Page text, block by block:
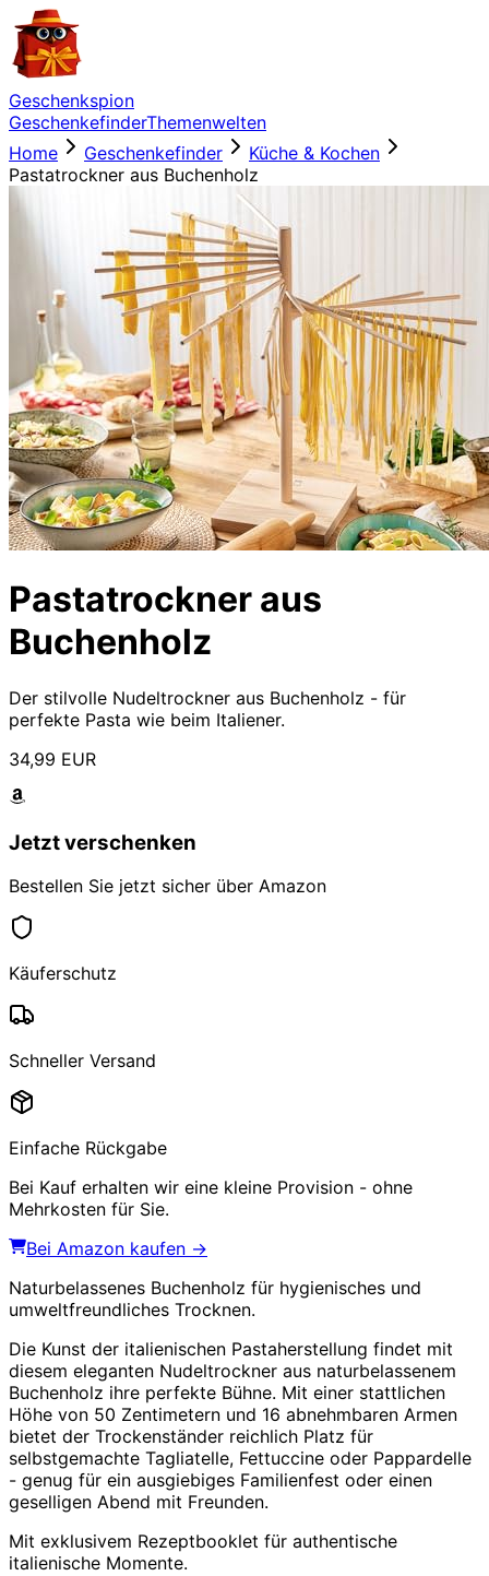
Geschenkspion
GeschenkefinderThemenwelten
Home
Geschenkefinder
Küche & Kochen
Pastatrockner aus Buchenholz
Pastatrockner aus
Buchenholz
Der stilvolle Nudeltrockner aus Buchenholz - für
perfekte Pasta wie beim Italiener.
34,99 EUR
Jetzt verschenken
Bestellen Sie jetzt sicher über Amazon
Käuferschutz
Schneller Versand
Einfache Rückgabe
Bei Kauf erhalten wir eine kleine Provision - ohne
Mehrkosten für Sie.
Bei Amazon kaufen →
Naturbelassenes Buchenholz für hygienisches und
umweltfreundliches Trocknen.
Die Kunst der italienischen Pastaherstellung findet mit
diesem eleganten Nudeltrockner aus naturbelassenem
Buchenholz ihre perfekte Bühne. Mit einer stattlichen
Höhe von 50 Zentimetern und 16 abnehmbaren Armen
bietet der Trockenständer reichlich Platz für
selbstgemachte Tagliatelle, Fettuccine oder Pappardelle
- genug für ein ausgiebiges Familienfest oder einen
geselligen Abend mit Freunden.
Mit exklusivem Rezeptbooklet für authentische
italienische Momente.